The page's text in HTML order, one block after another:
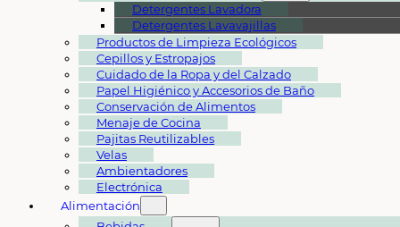
Detergentes Lavadora
Detergentes Lavavajillas
Productos de Limpieza Ecológicos
Cepillos y Estropajos
Cuidado de la Ropa y del Calzado
Papel Higiénico y Accesorios de Baño
Conservación de Alimentos
Menaje de Cocina
Pajitas Reutilizables
Velas
Ambientadores
Electrónica
Alimentación